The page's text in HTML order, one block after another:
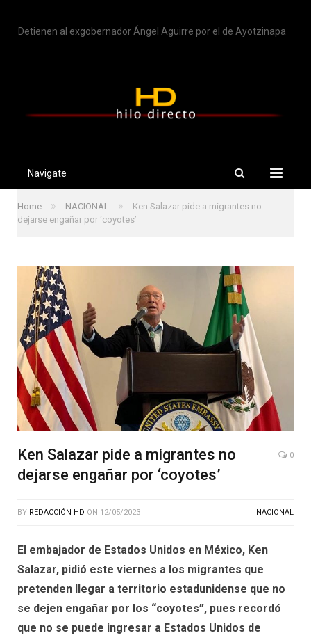
Detienen al exgobernador Ángel Aguirre por el de Ayotzinapa
Navigate
Home » NACIONAL »
Ken Salazar pide a migrantes no
dejarse engañar por ‘coyotes’
Ken Salazar pide a migrantes no
dejarse engañar por ‘coyotes’
0
BY REDACCIÓN HD ON 12/05/2023 NACIONAL
El embajador de Estados Unidos en México, Ken
Salazar, pidió este viernes a los migrantes que
pretenden llegar a territorio estadunidense que no
se dejen engañar por los “coyotes”, pues recordó
que no se puede ingresar a Estados Unidos de